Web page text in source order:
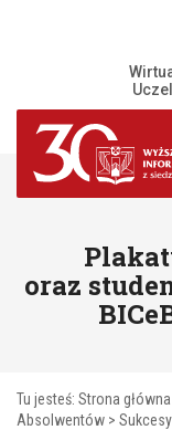
oraz
Tu jesteś: Strona główna
Absolwentów >